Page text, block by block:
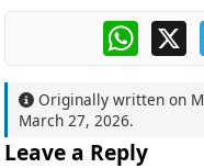
X
Originally written on
March 27, 2026.
Leave a Reply